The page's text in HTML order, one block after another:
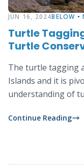
JUN 16, 2024BELOW •
Turtle
Turtle
The turtle tagging
Islands and it is
understanding of
Continue Reading